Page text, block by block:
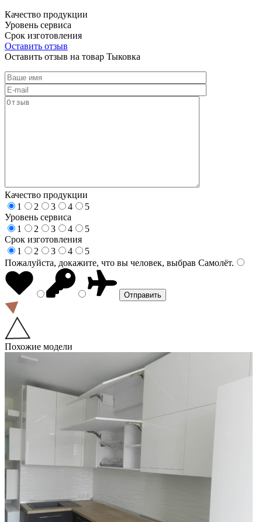
Качество продукции
Уровень сервиса
Срок изготовления
Оставить отзыв
Оставить отзыв на товар Тыковка
Качество продукции
1
2 3 4
5
Уровень сервиса
1
2 3 4
5
Срок изготовления
1
2 3 4
5
Пожалуйста, докажите, что вы человек, выбрав Самолёт.
Похожие модели